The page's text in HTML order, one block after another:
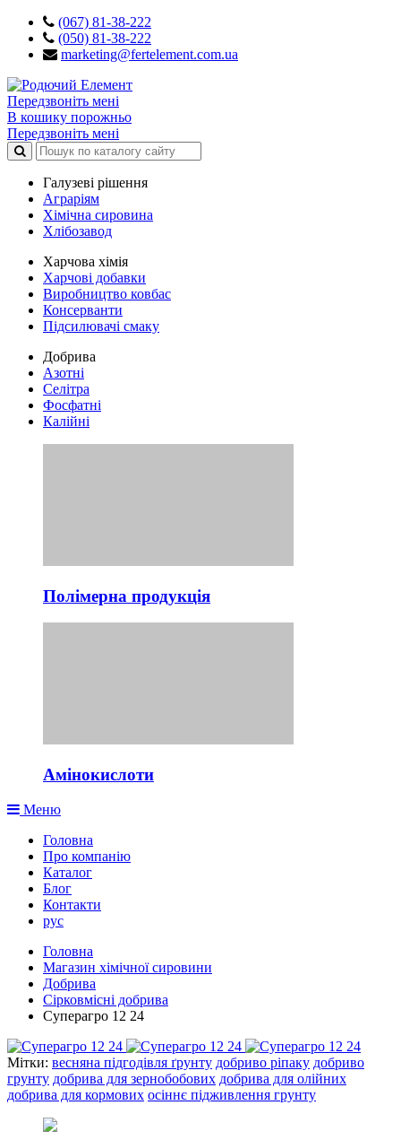
(067) 81-38-222
(050) 81-38-222
marketing@fertelement.com.ua
Передзвоніть мені
В кошику порожньо
Передзвоніть мені
Галузеві рішення
Аграріям
Хімічна сировина
Хлібозавод
Харчова хімія
Харчові добавки
Виробництво ковбас
Консерванти
Підсилювачі смаку
Добрива
Азотні
Селітра
Фосфатні
Калійні
Полімерна продукція
Амінокислоти
Меню
Головна
Про компанію
Каталог
Блог
Контакти
рус
Головна
Магазин хімічної сировини
Добрива
Сірковмісні добрива
Суперагро 12 24
Мітки: весняна підгодівля ґрунту добриво ріпаку добриво
грунту добрива для зернобобових добрива для олійних
добрива для кормових осіннє підживлення грунту